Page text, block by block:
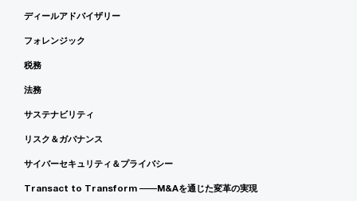
ディールアドバイザリー
フォレンジック
税務
法務
サステナビリティ
リスク＆ガバナンス
サイバーセキュリティ＆プライバシー
Transact to Transform ――M&Aを通じた変革の実現